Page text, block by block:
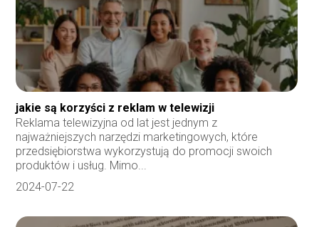
jakie są korzyści z reklam w telewizji
Reklama telewizyjna od lat jest jednym z
najważniejszych narzędzi marketingowych, które
przedsiębiorstwa wykorzystują do promocji swoich
produktów i usług. Mimo...
2024-07-22